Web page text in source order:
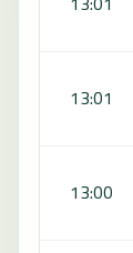
13:01
13:00